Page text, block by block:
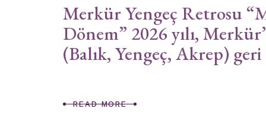
Merkür Yengeç Retrosu
Dönem” 2026 yılı,
(Balık, Yengeç, Akrep)
READ MORE